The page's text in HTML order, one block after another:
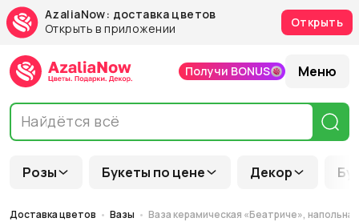
AzaliaNow: доставка цветов
Открыть в приложении
Открыть
Розы Букеты по цене Декор
Получи BONUS Меню
Доставка цветов Вазы Ваза керамическая «Беатриче»,